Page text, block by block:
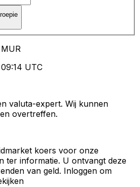
MUR
UTC
valuta-expert. Wij kunnen
overtreffen.
koers voor onze
ter informatie. U ontvangt deze
van geld. Inloggen om